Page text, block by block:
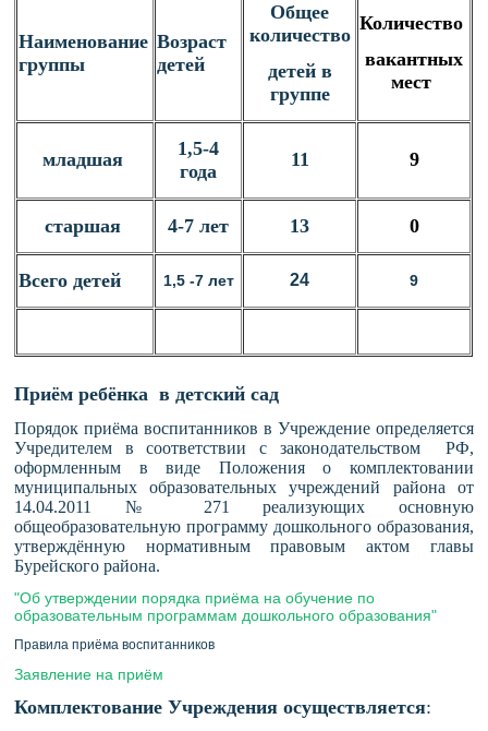
Наименование
группы
Возраст
детей
Общее
количество
детей в
группе
Количество
вакантных
мест
младшая
1,5-4
года
11 9
старшая 4-7 лет 13 0
Всего детей 1,5 -7 лет 24 9
Приём ребёнка в детский сад
Порядок приёма воспитанников в Учреждение определяется
Учредителем в соответствии с законодательством РФ,
оформленным в виде Положения о комплектовании
муниципальных образовательных учреждений района от
14.04.2011 № 271 реализующих основную
общеобразовательную программу дошкольного образования,
утверждённую нормативным правовым актом главы
Бурейского района.
"Об утверждении порядка приёма на обучение по
образовательным программам дошкольного образования"
Правила приёма воспитанников
Заявление на приём
Комплектование Учреждения осуществляется: